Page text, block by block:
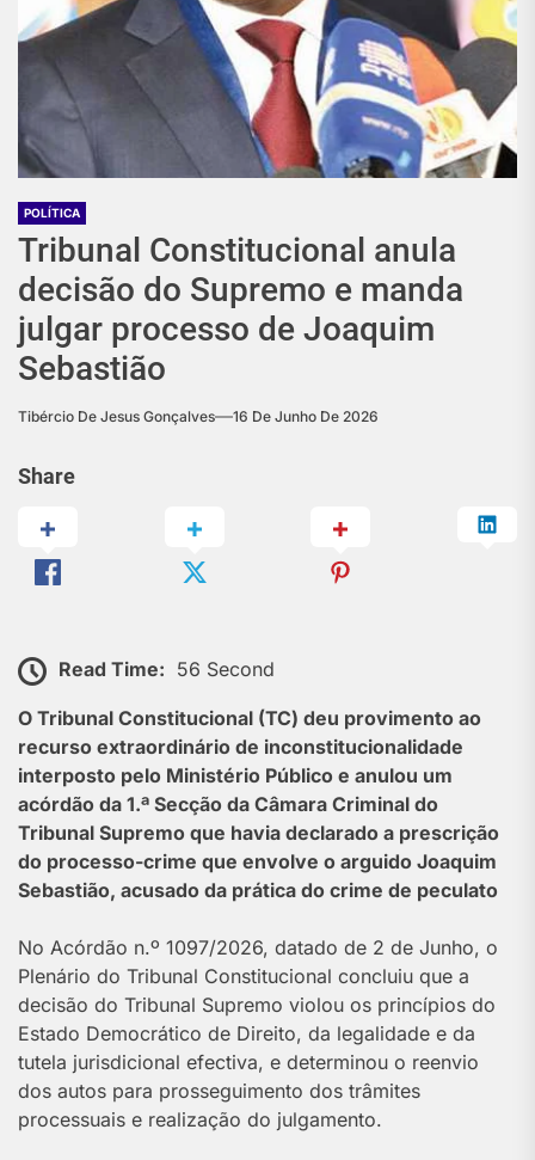
POLÍTICA
Tribunal Constitucional anula
decisão do Supremo e manda
julgar processo de Joaquim
Sebastião
Tibércio De Jesus Gonçalves 16 De Junho De 2026
Share
Read Time: 56 Second
O Tribunal Constitucional (TC) deu provimento ao
recurso extraordinário de inconstitucionalidade
interposto pelo Ministério Público e anulou um
acórdão da 1.ª Secção da Câmara Criminal do
Tribunal Supremo que havia declarado a prescrição
do processo-crime que envolve o arguido Joaquim
Sebastião, acusado da prática do crime de peculato
No Acórdão n.º 1097/2026, datado de 2 de Junho, o
Plenário do Tribunal Constitucional concluiu que a
decisão do Tribunal Supremo violou os princípios do
Estado Democrático de Direito, da legalidade e da
tutela jurisdicional efectiva, e determinou o reenvio
dos autos para prosseguimento dos trâmites
processuais e realização do julgamento.